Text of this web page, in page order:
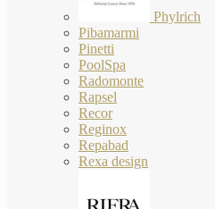
Phylrich
Pibamarmi
Pinetti
PoolSpa
Radomonte
Rapsel
Recor
Reginox
Repabad
Rexa design